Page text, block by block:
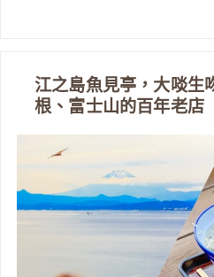
江之島魚見亭，大啖生
根、富士山的百年老店